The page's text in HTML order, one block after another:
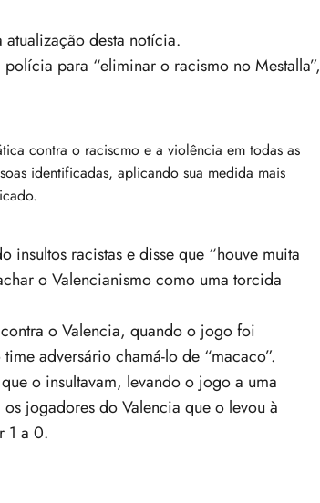
desta notícia.
para “eliminar o racismo no Mestalla”,
contra o raciscmo e a violência em todas as
identificadas, aplicando sua medida mais
racistas e disse que “houve muita
o Valencianismo como uma torcida
o Valencia, quando o jogo foi
adversário chamá-lo de “macaco”.
o insultavam, levando o jogo a uma
jogadores do Valencia que o levou à
1 a 0.